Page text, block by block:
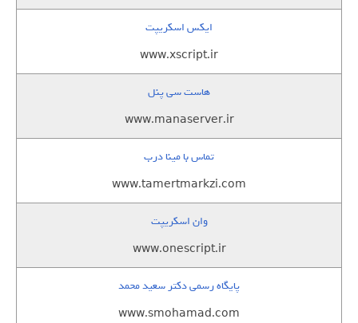
ایکس اسکریپت
www.xscript.ir
هاست سی پنل
www.manaserver.ir
تماس با مینا درب
www.tamertmarkzi.com
وان اسکریپت
www.onescript.ir
پایگاه رسمی دکتر سعید محمد
www.smohamad.com